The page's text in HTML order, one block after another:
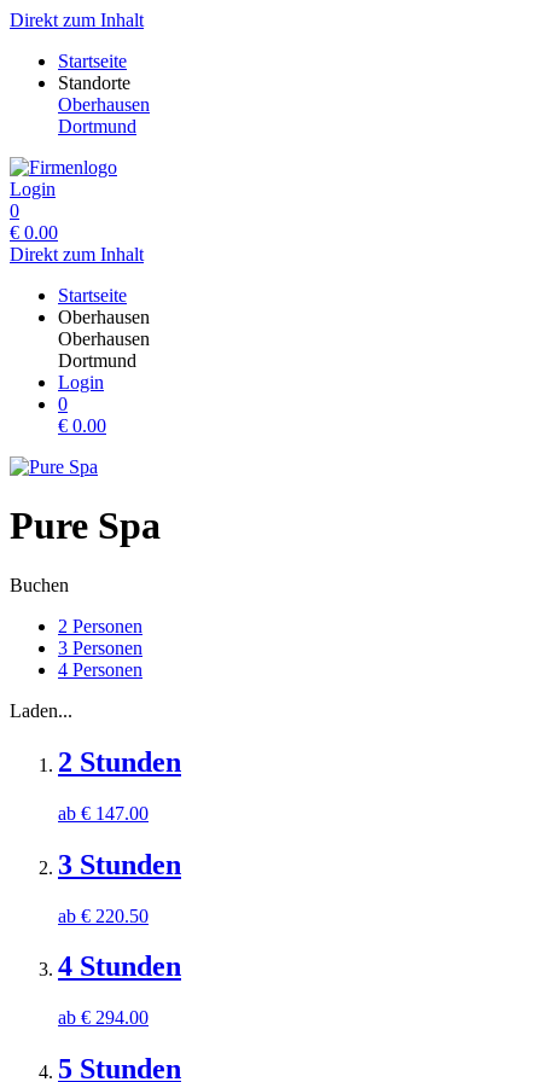
Direkt zum Inhalt
Startseite
Standorte
Oberhausen
Dortmund
Login
0
€ 0.00
Direkt zum Inhalt
Startseite
Oberhausen
Oberhausen
Dortmund
Login
0
€ 0.00
Pure Spa
Buchen
2 Personen
3 Personen
4 Personen
Laden...
2 Stunden
ab € 147.00
3 Stunden
ab € 220.50
4 Stunden
ab € 294.00
5 Stunden